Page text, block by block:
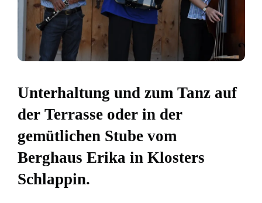
Unterhaltung und zum Tanz auf
der Terrasse oder in der
gemütlichen Stube vom
Berghaus Erika in Klosters
Schlappin.